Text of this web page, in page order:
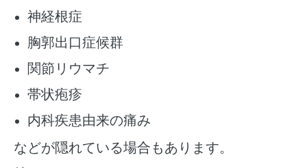
神経根症
胸郭出口症候群
関節リウマチ
帯状疱疹
内科疾患由来の痛み
などが隠れている場合もあります。